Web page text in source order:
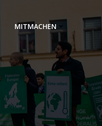
MITMACHEN